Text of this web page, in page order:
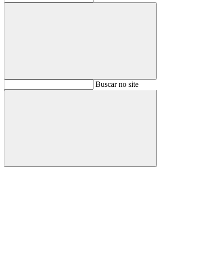
BuscarBuscar no site
Buscar